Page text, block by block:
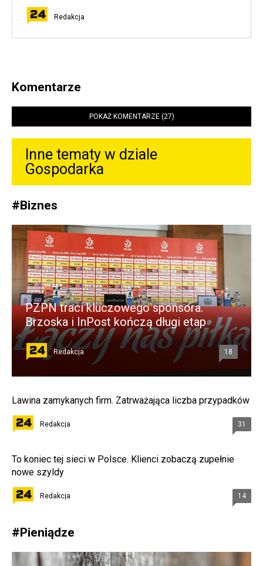
Redakcja
Komentarze
POKAŻ KOMENTARZE (27)
Inne tematy w dziale
Gospodarka
#Biznes
PZPN traci kluczowego sponsora.
Brzoska i InPost kończą długi etap
Redakcja 18
Lawina zamykanych firm. Zatrważająca liczba przypadków
Redakcja 31
To koniec tej sieci w Polsce. Klienci zobaczą zupełnie
nowe szyldy
Redakcja 14
#Pieniądze